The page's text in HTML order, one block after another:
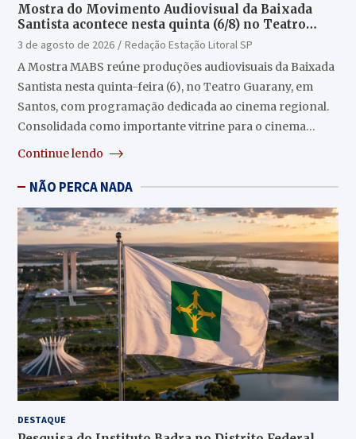
Mostra do Movimento Audiovisual da Baixada
Santista acontece nesta quinta (6/8) no Teatro
Guarany
3 de agosto de 2026
Redação Estação Litoral SP
A Mostra MABS reúne produções audiovisuais da Baixada
Santista nesta quinta-feira (6), no Teatro Guarany, em
Santos, com programação dedicada ao cinema regional.
Consolidada como importante vitrine para o cinema…
Continue lendo
NÃO PERCA NADA
DESTAQUE